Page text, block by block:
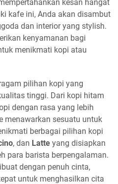
kesan hangat
kafe ini, Anda akan disambut
dan interior yang stylish.
kenyamanan bagi
menikmati kopi atau
pilihan kopi yang
tinggi. Dari kopi hitam
dengan rasa yang lebih
menawarkan sesuatu untuk
berbagai pilihan kopi
, dan Latte yang disiapkan
para barista berpengalaman.
dengan penuh cinta,
untuk menghasilkan cita